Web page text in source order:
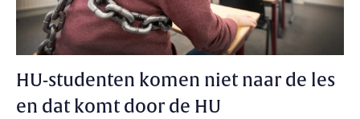
HU-studenten komen niet naar de les
en dat komt door de HU